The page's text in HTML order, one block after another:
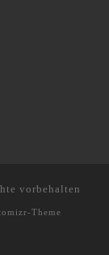
vorbehalten
Theme